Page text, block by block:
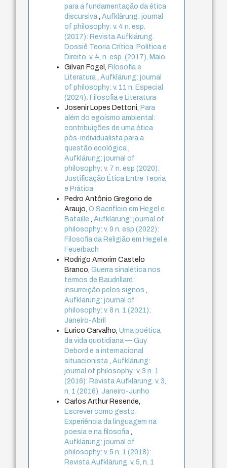
para a fundamentação da ética
discursiva,Aufklärung: journal
of philosophy: v. 4 n. esp.
(2017): Revista Aufklärung.
Dossiê Teoria Crítica, Política e
Direito, v. 4, n. esp. (2017), Maio
Gilvan Fogel, Filosofia e
Literatura,Aufklärung: journal
of philosophy: v. 11 n. Especial
(2024): Filosofia e Literatura
Josenir Lopes Dettoni, Para
além do egoísmo ambiental:
contribuições de uma ética
pós-individualista para a
questão ecológica,
Aufklärung: journal of
philosophy: v. 7 n. esp (2020):
Justificação Ética Entre Teoria
e Prática
Pedro Antônio Gregorio de
Araujo,O Sacrifício em Hegel e
Bataille,Aufklärung: journal of
philosophy: v. 9 n. esp (2022):
Filosofia da Religião em Hegel e
Feuerbach
Rodrigo Amorim Castelo
Branco,Guerra sinalética nos
termos de Baudrillard:
insurreição pelos signos,
Aufklärung: journal of
philosophy: v. 8 n. 1 (2021):
Janeiro-Abril
Eurico Carvalho,Uma poética
da vida quotidiana — Guy
Debord e a internacional
situacionista,Aufklärung:
journal of philosophy: v. 3 n. 1
(2016): Revista Aufklärung. v. 3,
n. 1 (2016), Janeiro-Junho
Carlos Arthur Resende,
Escrever como gesto:
Experiência da linguagem na
poesia e na filosofia,
Aufklärung: journal of
philosophy: v. 5 n. 1 (2018):
Revista Aufklärung. v. 5, n. 1